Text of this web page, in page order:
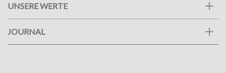
UNSERE WERTE
JOURNAL